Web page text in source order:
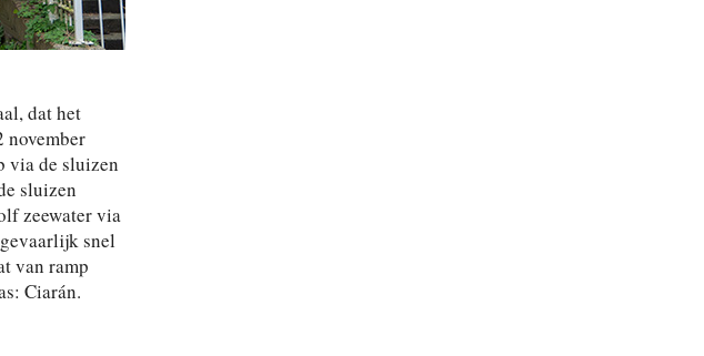
dat het
november
via de sluizen
sluizen
zeewater via
snel
van ramp
Ciarán.